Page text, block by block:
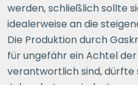
werden, schließlich sollte
idealerweise an die
Die Produktion durch
für ungefähr ein Achtel
verantwortlich sind, dürfte